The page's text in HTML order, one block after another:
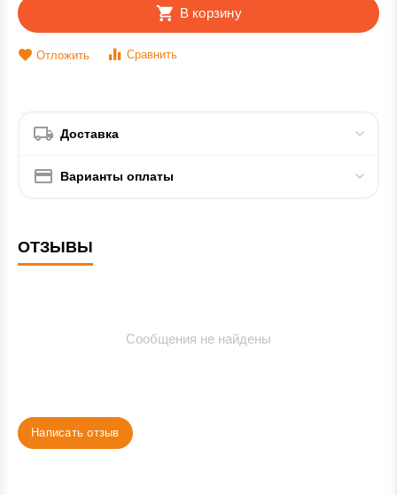
В корзину
Отложить Сравнить
Доставка
Варианты оплаты
ОТЗЫВЫ
Сообщения не найдены
Написать отзыв